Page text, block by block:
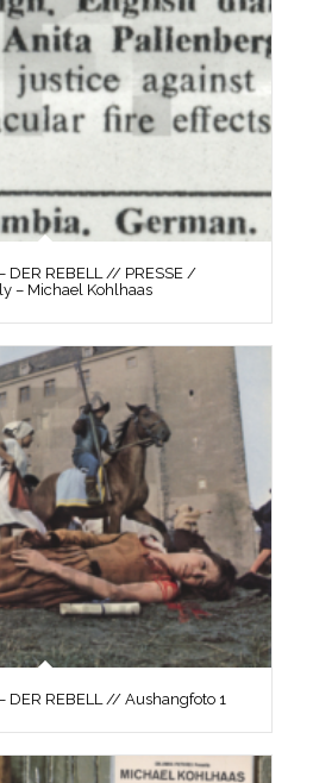
DER REBELL // PRESSE /
– Michael Kohlhaas
DER REBELL // Aushangfoto 1